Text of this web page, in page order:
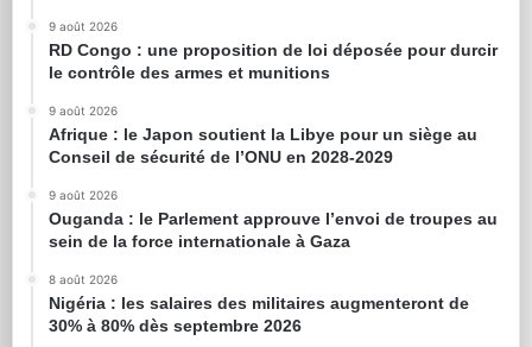
9 août 2026
RD Congo : une proposition de loi déposée pour durcir
le contrôle des armes et munitions
9 août 2026
Afrique : le Japon soutient la Libye pour un siège au
Conseil de sécurité de l’ONU en 2028-2029
9 août 2026
Ouganda : le Parlement approuve l’envoi de troupes au
sein de la force internationale à Gaza
8 août 2026
Nigéria : les salaires des militaires augmenteront de
30% à 80% dès septembre 2026